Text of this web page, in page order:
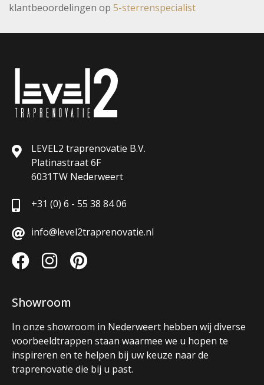
klantbeoordelingen op 5-sterrenspecialist
LEVEL2 traprenovatie B.V.
Platinastraat 6F
6031TW Nederweert
+31 (0) 6 - 55 38 84 06
info@level2traprenovatie.nl
Showroom
In onze showroom in Nederweert hebben wij diverse
voorbeeldtrappen staan waarmee we u hopen te
inspireren en te helpen bij uw keuze naar de
traprenovatie die bij u past.